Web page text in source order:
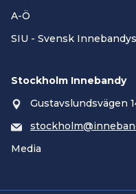
A-Ö
SIU - Svensk
Stockholm Innebandy
Gustavslundsvägen
Media